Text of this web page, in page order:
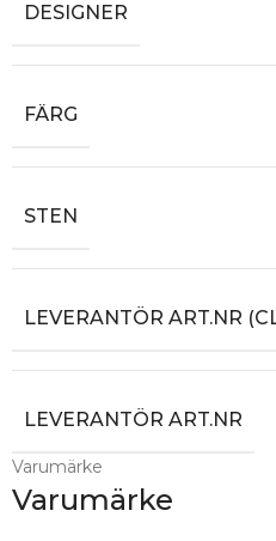
DESIGNER
FÄRG
STEN
LEVERANTÖR ART.NR
LEVERANTÖR ART.NR
Varumärke
Varumärke